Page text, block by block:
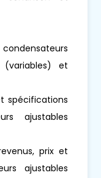
(variables) et
spécifications
ajustables
prix et
ajustables